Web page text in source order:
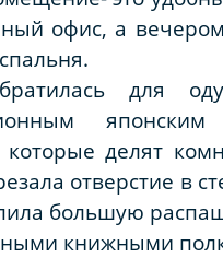
офис, а
для
которые делят
отверстие в
большую
книжными